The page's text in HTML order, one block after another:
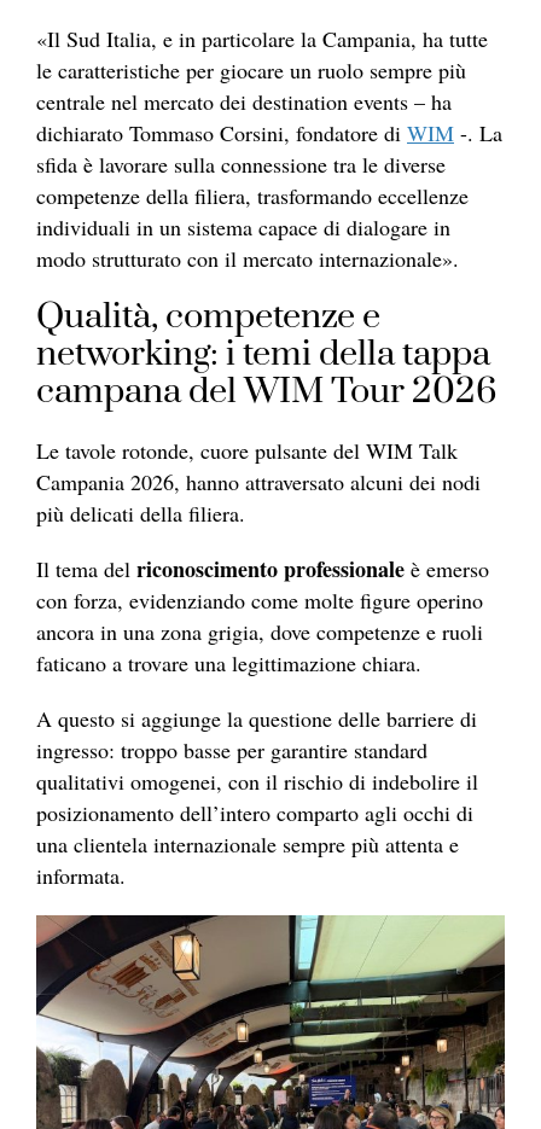
«Il Sud Italia, e in particolare la Campania, ha tutte
le caratteristiche per giocare un ruolo sempre più
centrale nel mercato dei destination events – ha
dichiarato Tommaso Corsini, fondatore di WIM -. La
sfida è lavorare sulla connessione tra le diverse
competenze della filiera, trasformando eccellenze
individuali in un sistema capace di dialogare in
modo strutturato con il mercato internazionale».
Qualità, competenze e
networking: i temi della tappa
campana del WIM Tour 2026
Le tavole rotonde, cuore pulsante del WIM Talk
Campania 2026, hanno attraversato alcuni dei nodi
più delicati della filiera.
Il tema del riconoscimento professionale è emerso
con forza, evidenziando come molte figure operino
ancora in una zona grigia, dove competenze e ruoli
faticano a trovare una legittimazione chiara.
A questo si aggiunge la questione delle barriere di
ingresso: troppo basse per garantire standard
qualitativi omogenei, con il rischio di indebolire il
posizionamento dell’intero comparto agli occhi di
una clientela internazionale sempre più attenta e
informata.